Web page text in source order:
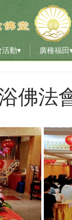
動▾ 廣種福田
活動▾ 廣種福田
佛法